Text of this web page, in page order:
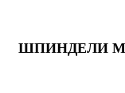
ШПИНДЕЛИ